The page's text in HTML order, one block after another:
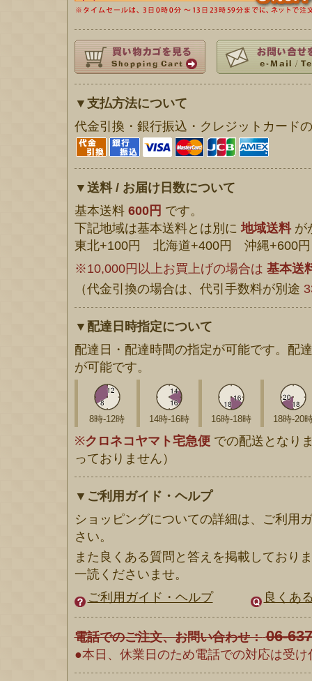
▼支払方法について
代金引換・銀行振込・クレジットカード
▼送料 / お届け日数について
基本送料 600円 です。
下記地域は基本送料とは別に 地域送料が
東北+100円 北海道+400円 沖縄+600円
※10,000円以上お買上げの場合は 基本送
（代金引換の場合は、代引手数料が別途
▼配達日時指定について
配達日・配達時間の指定が可能です。配
が可能です。
8時-12時 14時-16時 16時-18時 18時-20
※クロネコヤマト宅急便での配送となり
っておりません）
▼ご利用ガイド・ヘルプ
ショッピングについての詳細は、ご利用
さい。
また良くある質問と答えを掲載しており
一読くださいませ。
ご利用ガイド・ヘルプ
良くあ
電話でのご注文、お問い合わせ： 06-
●本日、休業日のため電話での対応は受